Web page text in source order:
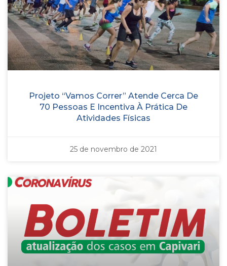
Projeto “Vamos Correr” Atende Cerca De
70 Pessoas E Incentiva À Prática De
Atividades Físicas
25 de novembro de 2021